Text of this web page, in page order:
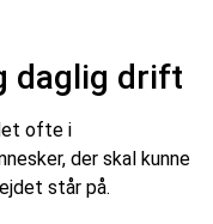
daglig drift
ofte i
der skal kunne
står på.